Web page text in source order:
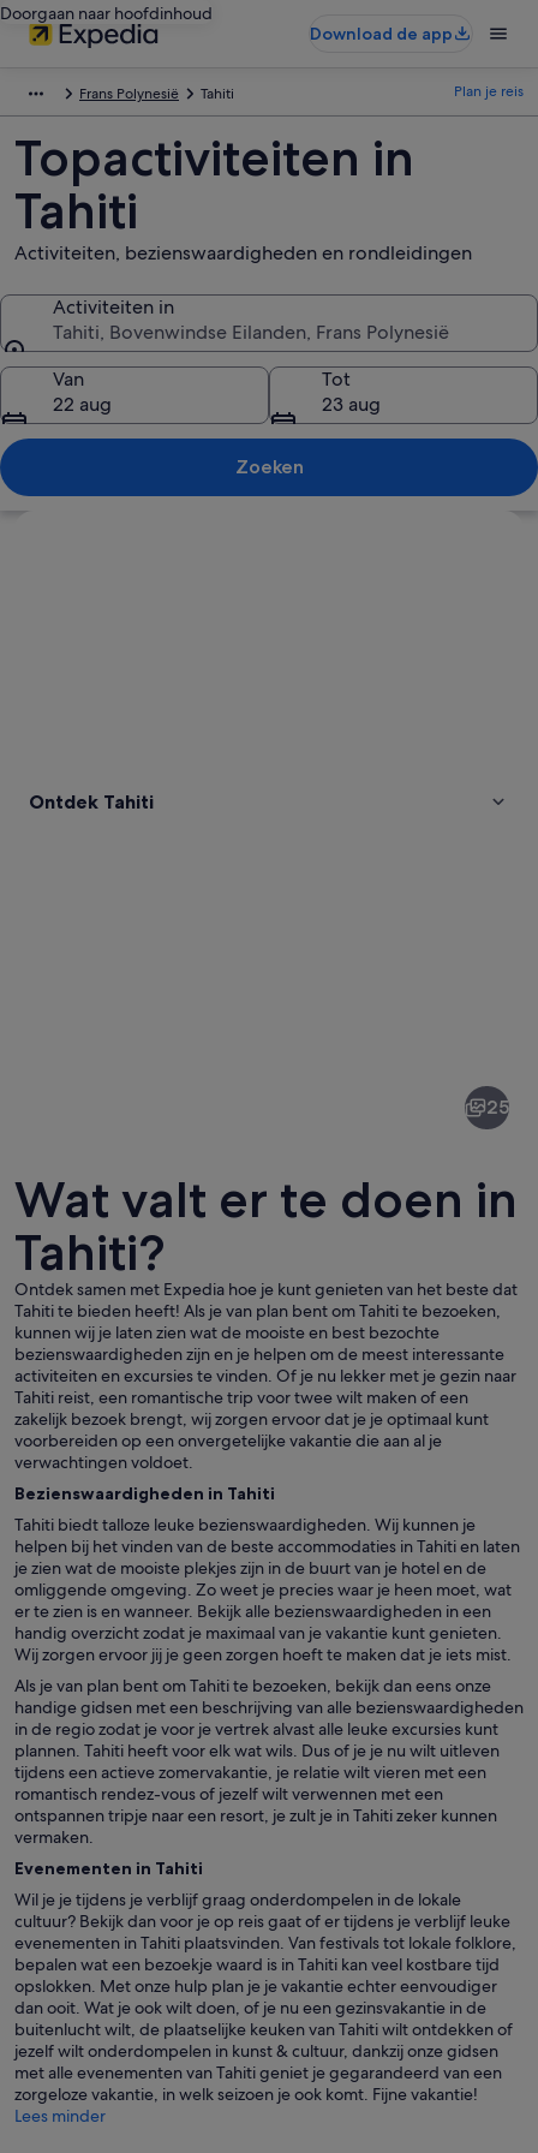
Doorgaan naar hoofdinhoud
Download de app
Frans Polynesië Tahiti Plan je reis
Topactiviteiten in
Tahiti
Activiteiten, bezienswaardigheden en rondleidingen
Activiteiten in
Tahiti, Bovenwindse Eilanden, Frans Polynesië
Activiteiten in
Van
22 aug
Tot
23 aug
Zoeken
Ontdek Tahiti
Een kustlandschap met weelderige
25
Wat valt er te doen in
Tahiti?
Ontdek samen met Expedia hoe je kunt genieten van het beste dat
Tahiti te bieden heeft! Als je van plan bent om Tahiti te bezoeken,
kunnen wij je laten zien wat de mooiste en best bezochte
bezienswaardigheden zijn en je helpen om de meest interessante
activiteiten en excursies te vinden. Of je nu lekker met je gezin naar
Tahiti reist, een romantische trip voor twee wilt maken of een
zakelijk bezoek brengt, wij zorgen ervoor dat je je optimaal kunt
voorbereiden op een onvergetelijke vakantie die aan al je
verwachtingen voldoet.
Bezienswaardigheden in Tahiti
Tahiti biedt talloze leuke bezienswaardigheden. Wij kunnen je
helpen bij het vinden van de beste accommodaties in Tahiti en laten
je zien wat de mooiste plekjes zijn in de buurt van je hotel en de
omliggende omgeving. Zo weet je precies waar je heen moet, wat
er te zien is en wanneer. Bekijk alle bezienswaardigheden in een
handig overzicht zodat je maximaal van je vakantie kunt genieten.
Wij zorgen ervoor jij je geen zorgen hoeft te maken dat je iets mist.
Als je van plan bent om Tahiti te bezoeken, bekijk dan eens onze
handige gidsen met een beschrijving van alle bezienswaardigheden
in de regio zodat je voor je vertrek alvast alle leuke excursies kunt
plannen. Tahiti heeft voor elk wat wils. Dus of je je nu wilt uitleven
tijdens een actieve zomervakantie, je relatie wilt vieren met een
romantisch rendez-vous of jezelf wilt verwennen met een
ontspannen tripje naar een resort, je zult je in Tahiti zeker kunnen
vermaken.
Evenementen in Tahiti
Wil je je tijdens je verblijf graag onderdompelen in de lokale
cultuur? Bekijk dan voor je op reis gaat of er tijdens je verblijf leuke
evenementen in Tahiti plaatsvinden. Van festivals tot lokale folklore,
bepalen wat een bezoekje waard is in Tahiti kan veel kostbare tijd
opslokken. Met onze hulp plan je je vakantie echter eenvoudiger
dan ooit. Wat je ook wilt doen, of je nu een gezinsvakantie in de
buitenlucht wilt, de plaatselijke keuken van Tahiti wilt ontdekken of
jezelf wilt onderdompelen in kunst & cultuur, dankzij onze gidsen
met alle evenementen van Tahiti geniet je gegarandeerd van een
zorgeloze vakantie, in welk seizoen je ook komt. Fijne vakantie!
Lees minder